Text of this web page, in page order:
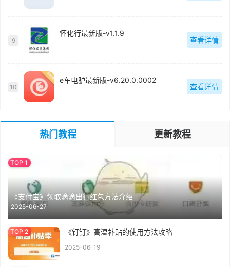
9
怀化行最新版-v1.1.9
查看详情
10
e车电驴最新版-v6.20.0.0002
查看详情
热门教程 更新教程
《支付宝》领取滴滴出行红包方法介绍
2025-06-27
《钉钉》高温补贴的使用方法攻略
2025-06-19